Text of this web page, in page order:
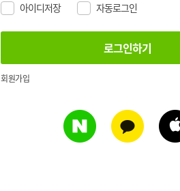
아이디저장 자동로그인
회원가입